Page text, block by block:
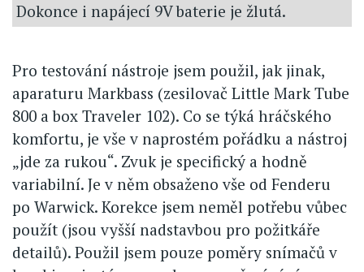
Dokonce i napájecí 9V baterie je žlutá.
Pro testování nástroje jsem použil, jak jinak,
aparaturu Markbass (zesilovač Little Mark Tube
800 a box Traveler 102). Co se týká hráčského
komfortu, je vše v naprostém pořádku a nástroj
„jde za rukou“. Zvuk je specifický a hodně
variabilní. Je v něm obsaženo vše od Fenderu
po Warwick. Korekce jsem neměl potřebu vůbec
použít (jsou vyšší nadstavbou pro požitkáře
detailů). Použil jsem pouze poměry snímačů v